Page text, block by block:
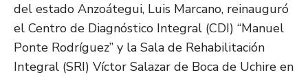
del estado Anzoátegui, Luis Marcano, reinauguró
el Centro de Diagnóstico Integral (CDI) “Manuel
Ponte Rodríguez” y la Sala de Rehabilitación
Integral (SRI) Víctor Salazar de Boca de Uchire en